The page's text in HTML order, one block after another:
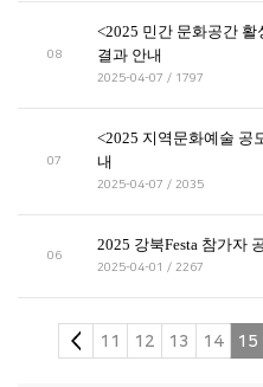
08
<2025 민간 문화공간
결과 안내
2025-04-07 / 1797
07
<2025 지역문화예술 공
내
2025-04-07 / 2035
06
2025 강북Festa 참가자
2025-04-01 / 2267
11 12 13 14 15